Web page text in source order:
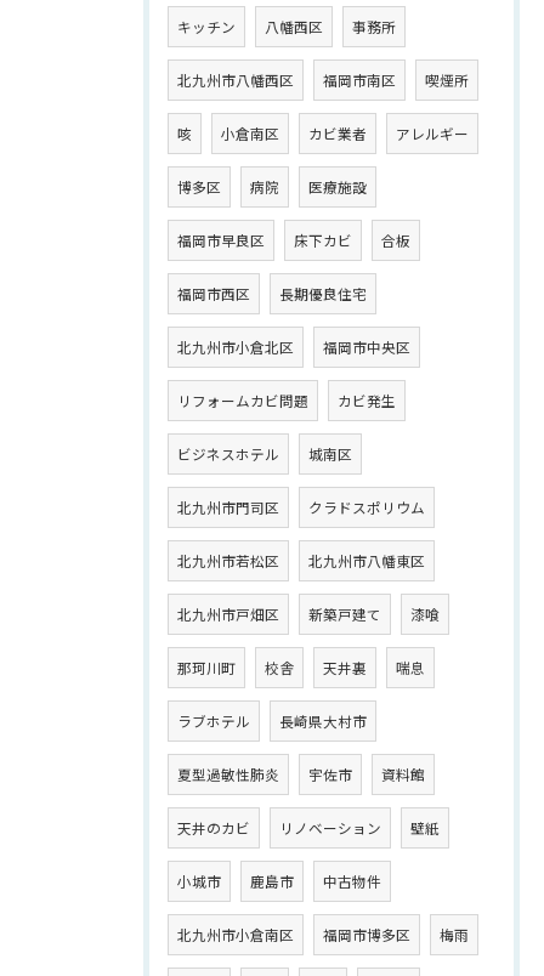
キッチン 八幡西区 事務所
北九州市八幡西区 福岡市南区 喫煙所
咳 小倉南区 カビ業者 アレルギー
博多区 病院 医療施設
福岡市早良区 床下カビ 合板
福岡市西区 長期優良住宅
北九州市小倉北区 福岡市中央区
リフォームカビ問題 カビ発生
ビジネスホテル 城南区
北九州市門司区 クラドスポリウム
北九州市若松区 北九州市八幡東区
北九州市戸畑区 新築戸建て 漆喰
那珂川町 校舎 天井裏 喘息
ラブホテル 長崎県大村市
夏型過敏性肺炎 宇佐市 資料館
天井のカビ リノベーション 壁紙
小城市 鹿島市 中古物件
北九州市小倉南区 福岡市博多区 梅雨